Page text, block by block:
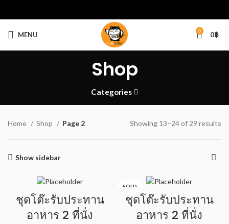
MENU 0 0฿
Shop
Categories
Home Shop Page 2 Showing 13–24 of 29 results
Show sidebar
ชุดโต๊ะรับประทาน
อาหาร 2 ที่นั่ง
SOLD
ชุดโต๊ะรับประทาน
อาหาร 2 ที่นั่ง